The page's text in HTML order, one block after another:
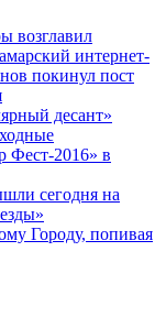
возглавил
интернет-
покинул пост
десант»
Фест-2016» в
сегодня на
Городу, попивая